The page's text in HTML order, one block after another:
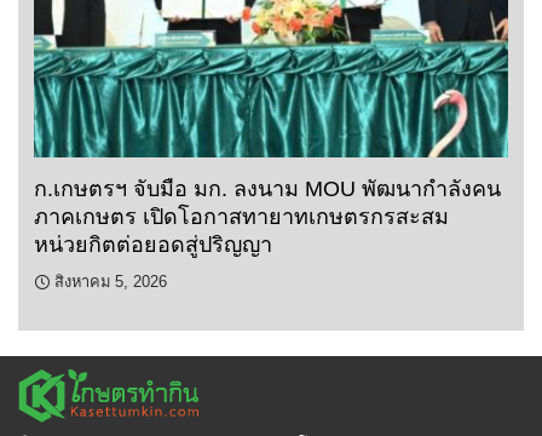
ก.เกษตรฯ จับมือ มก. ลงนาม MOU พัฒนากำลังคน
ภาคเกษตร เปิดโอกาสทายาทเกษตรกรสะสม
หน่วยกิตต่อยอดสู่ปริญญา
สิงหาคม 5, 2026